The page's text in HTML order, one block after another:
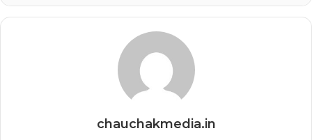
chauchakmedia.in